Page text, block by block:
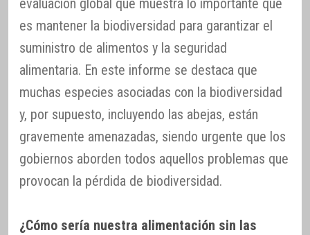
evaluación global que muestra lo importante que
es mantener la biodiversidad para garantizar el
suministro de alimentos y la seguridad
alimentaria. En este informe se destaca que
muchas especies asociadas con la biodiversidad
y, por supuesto, incluyendo las abejas, están
gravemente amenazadas, siendo urgente que los
gobiernos aborden todos aquellos problemas que
provocan la pérdida de biodiversidad.
¿Cómo sería nuestra alimentación sin las